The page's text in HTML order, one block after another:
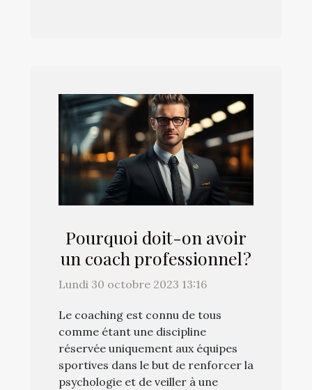
Pourquoi doit-on avoir
un coach professionnel ?
Lundi 30 octobre 2023 13:16
Le coaching est connu de tous
comme étant une discipline
réservée uniquement aux équipes
sportives dans le but de renforcer la
psychologie et de veiller à une